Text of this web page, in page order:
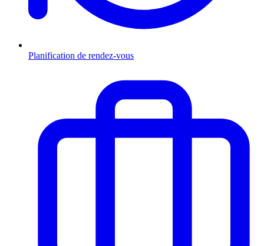
Planification de rendez-vous